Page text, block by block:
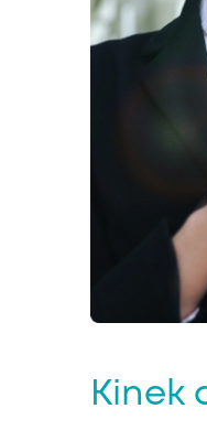
Kinek